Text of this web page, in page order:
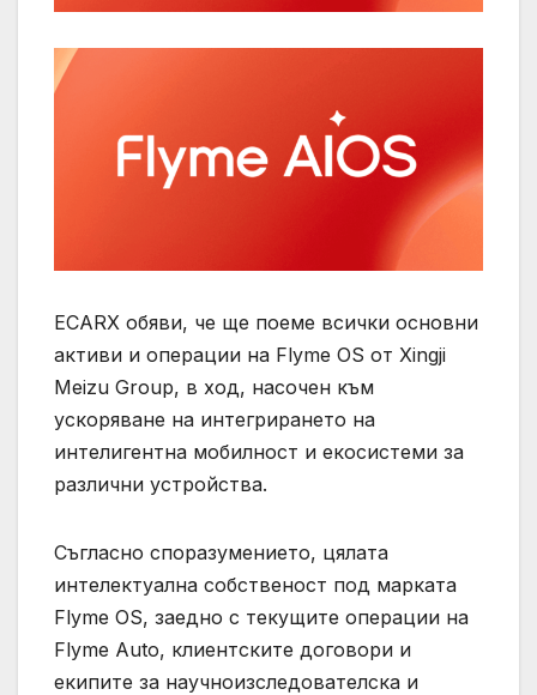
ECARX обяви, че ще поеме всички основни
активи и операции на Flyme OS от Xingji
Meizu Group, в ход, насочен към
ускоряване на интегрирането на
интелигентна мобилност и екосистеми за
различни устройства.
Съгласно споразумението, цялата
интелектуална собственост под марката
Flyme OS, заедно с текущите операции на
Flyme Auto, клиентските договори и
екипите за научноизследователска и